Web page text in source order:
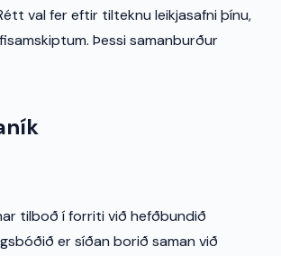
val fer eftir tilteknu leikjasafni þínu,
Þessi samanburður
tilboð í forriti við hefðbundið
er síðan borið saman við